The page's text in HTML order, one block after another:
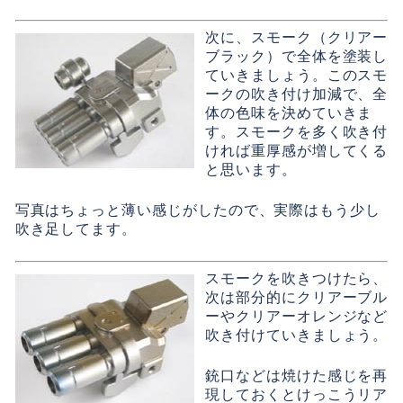
次に、スモーク（クリアー
ブラック）で全体を塗装し
ていきましょう。このスモ
ークの吹き付け加減で、全
体の色味を決めていきま
す。スモークを多く吹き付
ければ重厚感が増してくる
と思います。
写真はちょっと薄い感じがしたので、実際はもう少し
吹き足してます。
スモークを吹きつけたら、
次は部分的にクリアーブル
ーやクリアーオレンジなど
吹き付けていきましょう。
銃口などは焼けた感じを再
現しておくとけっこうリア